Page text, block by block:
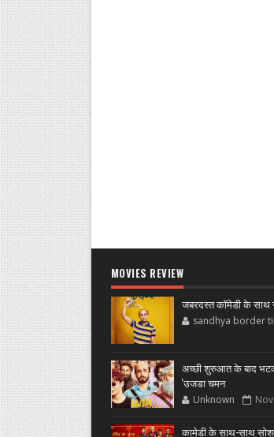
MOVIES REVIEW
जबरदस्त कॉमेडी के साथ
sandhya border
अच्छी शुरुआत के बाद
'उजडा चमन
Unknown
कामेडी के साथ-साथ